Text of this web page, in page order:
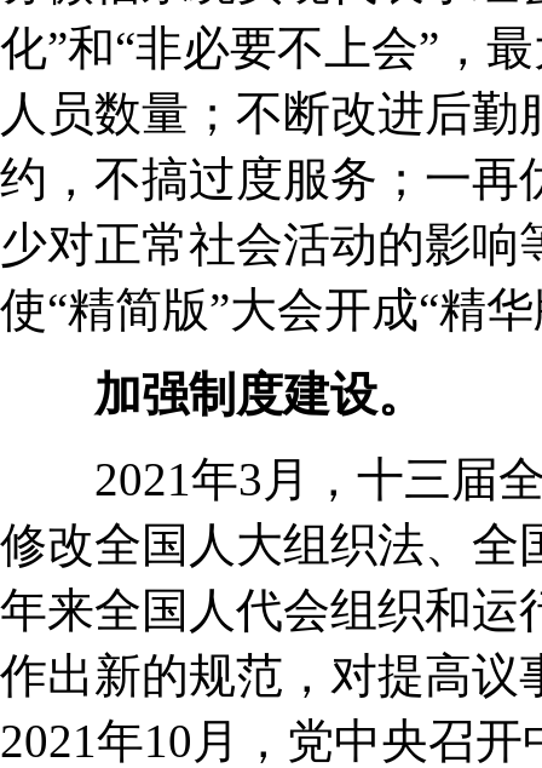
化”和“非必要不上会”，
人员数量；不断改进后
约，不搞过度服务；一再
少对正常社会活动的影
使“精简版”大会开成“精
加强制度建设。
2021年3月，十三届全
修改全国人大组织法、全
年来全国人代会组织和运
作出新的规范，对提高议
2021年10月，党中央召